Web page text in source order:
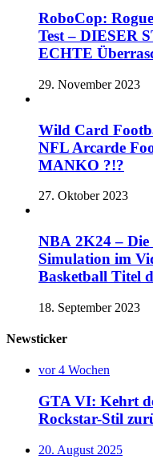
RoboCop:
Test – DIESER
ECHTE
29. November 2023
Wild Card
NFL Arcarde
MANKO ?!?
27. Oktober 2023
NBA 2K24 – Die
Simulation im
Basketball Titel
18. September 2023
Newsticker
vor 4 Wochen
GTA VI: Kehrt
Rockstar-Stil
20. August 2025